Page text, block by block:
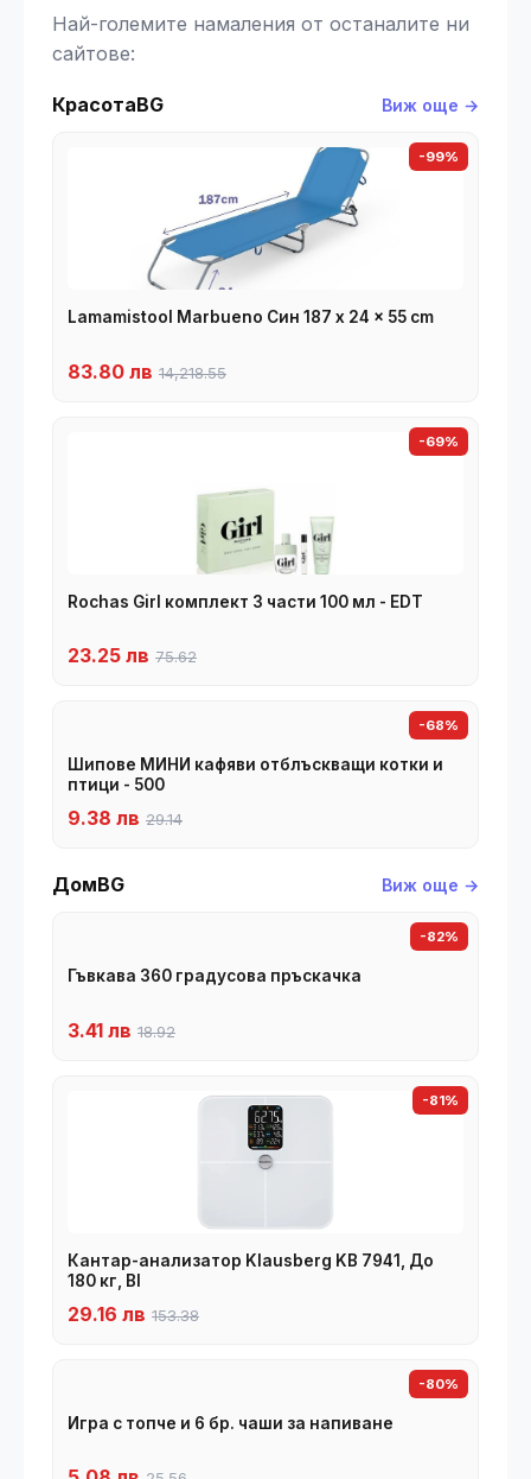
Най-големите намаления от останалите ни
сайтове:
КрасотаBG Виж още →
-99%
Lamamistool Marbueno Син 187 x 24 x 55 cm
83.80 лв 14,218.55
-69%
Rochas Girl комплект 3 части 100 мл - EDT
23.25 лв 75.62
-68%
Шипове МИНИ кафяви отблъскващи котки и
птици - 500
9.38 лв 29.14
ДомBG Виж още →
-82%
Гъвкава 360 градусова пръскачка
3.41 лв 18.92
-81%
Кантар-анализатор Klausberg KB 7941, До
180 кг, BI
29.16 лв 153.38
-80%
Игра с топче и 6 бр. чаши за напиване